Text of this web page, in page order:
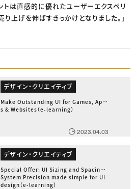
トは直感的に優れたユーザーエクスペリ
り上げを伸ばすきっかけとなりました。」
デザイン・クリエイティブ
Make Outstanding UI for Games, App
s & Websites（e-learning）
2023.04.03
デザイン・クリエイティブ
Special Offer: UI Sizing and Spacing
System Precision made simple for UI
design（e-learning）